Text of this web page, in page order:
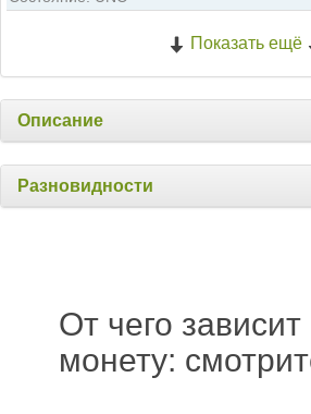
Показать ещё
Описание
Разновидности
От чего
монету: